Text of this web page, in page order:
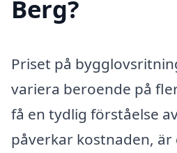
Berg?
Priset på
variera beroende på
få en tydlig förståelse
påverkar kostnaden,